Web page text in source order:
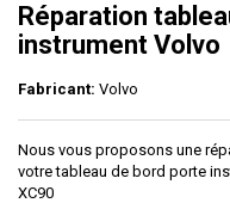
Réparation
instrument Volvo
Fabricant: Volvo
Nous vous proposons une
votre tableau de bord porte
XC90